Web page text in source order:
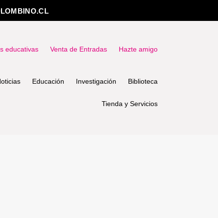
educativas Venta de Entradas Hazte amigo
Educación Investigación Biblioteca
Tienda y Servicios